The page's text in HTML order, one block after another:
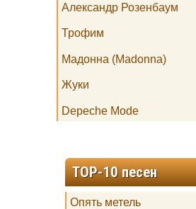
Александр Розенбаум
Трофим
Мадонна (Madonna)
Жуки
Depeche Mode
TOP-10 песен
Опять метель